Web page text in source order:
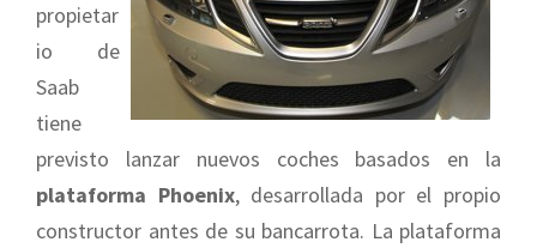
propietar
io de
Saab
tiene
previsto lanzar nuevos coches basados en la
plataforma Phoenix, desarrollada por el propio
constructor antes de su bancarrota. La plataforma